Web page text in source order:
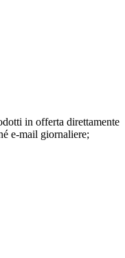
in offerta direttamente
e-mail giornaliere;